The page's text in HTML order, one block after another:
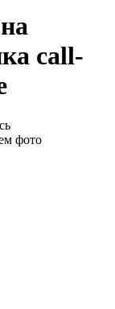
call-
фото